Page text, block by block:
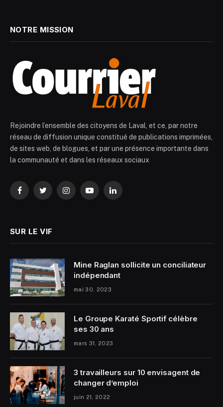
NOTRE MISSION
Rejoindre l’ensemble des citoyens de Laval, et ce, par notre
réseau de diffusion unique constitué de publications imprimées,
de sites web, de blogues, et par une présence importante dans
la communauté et dans les réseaux sociaux
FacebookTwitterInstagramYouTubeLinkedIn
SUR LE VIF
Mine Raglan sollicite un conciliateur
indépendant
mai 30, 2023
Le Groupe Karaté Sportif célèbre
ses 30 ans
mars 31, 2023
3 travailleurs sur 10 envisagent de
changer d’emploi
juin 21, 2022